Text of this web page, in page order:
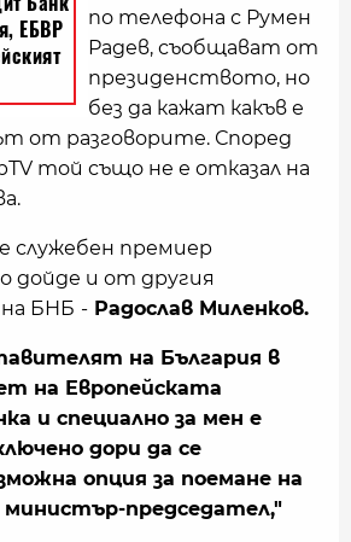
по телефона с Румен
Радев, съобщават от
президенството, но
без да кажат какъв е
от разговорите. Според
той също не е отказал на
служебен премиер
дойде и от другия
БНБ - Радослав Миленков.
на България в
на Европейската
и специално за мен е
дори да се
опция за поемане на
председател,"